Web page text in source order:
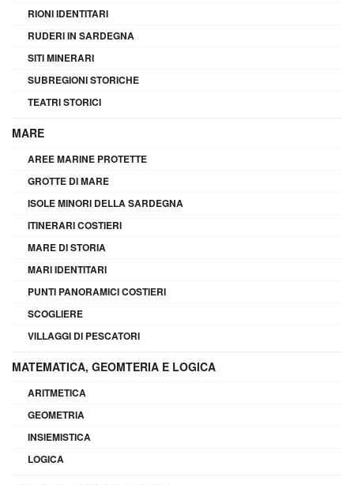
RIONI IDENTITARI
RUDERI IN SARDEGNA
SITI MINERARI
SUBREGIONI STORICHE
TEATRI STORICI
MARE
AREE MARINE PROTETTE
GROTTE DI MARE
ISOLE MINORI DELLA SARDEGNA
ITINERARI COSTIERI
MARE DI STORIA
MARI IDENTITARI
PUNTI PANORAMICI COSTIERI
SCOGLIERE
VILLAGGI DI PESCATORI
MATEMATICA, GEOMTERIA E LOGICA
ARITMETICA
GEOMETRIA
INSIEMISTICA
LOGICA